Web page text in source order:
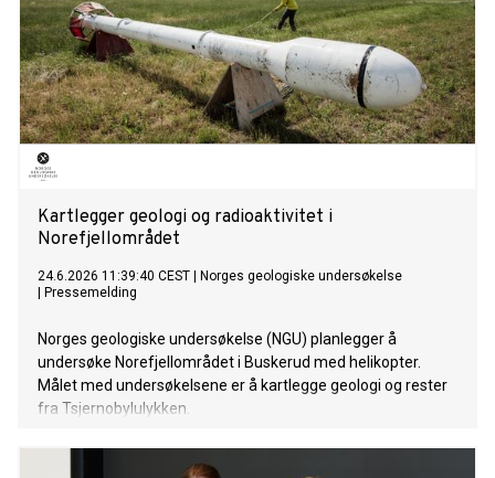
Kartlegger geologi og radioaktivitet i
Norefjellområdet
24.6.2026 11:39:40 CEST
Norges geologiske undersøkelse
Pressemelding
Norges geologiske undersøkelse (NGU) planlegger å
undersøke Norefjellområdet i Buskerud med helikopter.
Målet med undersøkelsene er å kartlegge geologi og rester
fra Tsjernobylulykken.